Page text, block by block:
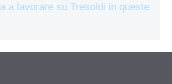
a lavorare su Tresoldi in queste